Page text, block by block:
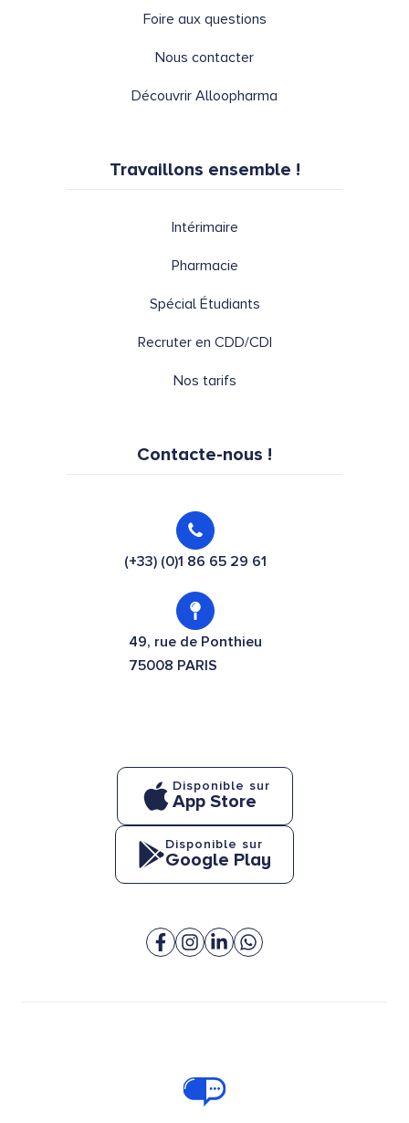
Foire aux questions
Nous contacter
Découvrir Alloopharma
Travaillons ensemble !
Intérimaire
Pharmacie
Spécial Étudiants
Recruter en CDD/CDI
Nos tarifs
Contacte-nous !
(+33) (0)1 86 65 29 61
49, rue de Ponthieu
75008 PARIS
Disponible sur
App Store
Disponible sur
Google Play